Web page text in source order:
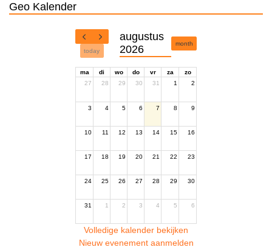
Geo Kalender
today
augustus
2026
month
ma di wo do vr za
zo
27
28 29 30 31 1 2
3 4 5 6 7 8 9
10 11 12 13 14 15 16
17 18 19 20 21 22 23
24 25 26 27 28 29 30
31 1 2 3 4 5 6
Volledige kalender bekijken
Nieuw evenement aanmelden